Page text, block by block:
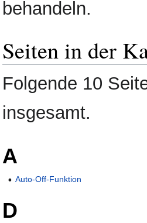
behandeln.
Seiten in der
Folgende 10
insgesamt.
A
Auto-Off-Funktion
D